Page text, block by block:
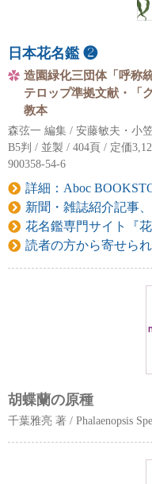
日本花名鑑 ❷
造園緑化三団体「呼称
テロップ準拠文献・「
教本
森弦一 編集 / 安藤敏夫・小
B5判 / 並製 / 404頁 / 定価
900358-54-6
詳細：Aboc
新聞・雑誌紹介記事
花名鑑専門サイト『花
読者の方から寄せら
胡蝶蘭の原種
千葉雅亮 著 / Phalaenopsis